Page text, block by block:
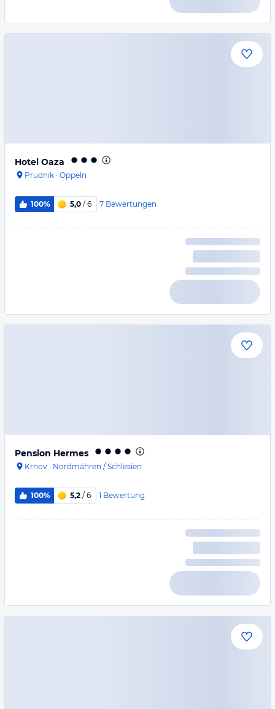
Hotel Oaza
Prudnik · Oppeln
100% 5,0 / 6 7 Bewertungen
Pension Hermes
Krnov · Nordmähren / Schlesien
100% 5,2 / 6 1 Bewertung